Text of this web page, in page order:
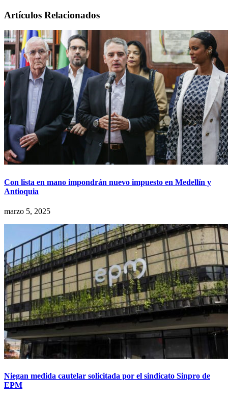
Artículos Relacionados
Con lista en mano impondrán nuevo impuesto en Medellín y
Antioquia
marzo 5, 2025
Niegan medida cautelar solicitada por el sindicato Sinpro de
EPM